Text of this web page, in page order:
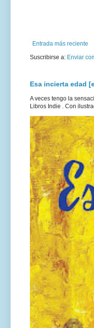
Entrada más reciente
Suscribirse a: Enviar
Esa incierta edad
A veces tengo la
Libros Indie . Con